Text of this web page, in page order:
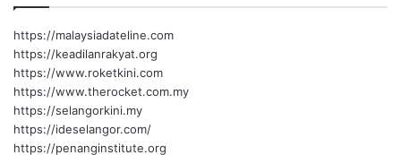
hasil negeri pada masa akan datang atau data taburan
hujan untuk ramal kemungkinan kejadian banjir yang
mungkin berlaku.
Ini membolehkan Kerajaan Negeri membuat dasar yang
lebih proaktif dan berkesan.
a
n
https://malaysiadateline.com
https://keadilanrakyat.org
https://www.roketkini.com
https://www.therocket.com.my
https://selangorkini.my
https://ideselangor.com/
https://penanginstitute.org